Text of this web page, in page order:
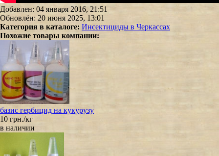
Добавлен: 04 января 2016, 21:51
Обновлён: 20 июня 2025, 13:01
Категория в каталоге: Инсектициды в Черкассах
Похожие товары компании:
базис гербицид на кукурузу
10 грн./кг
в наличии